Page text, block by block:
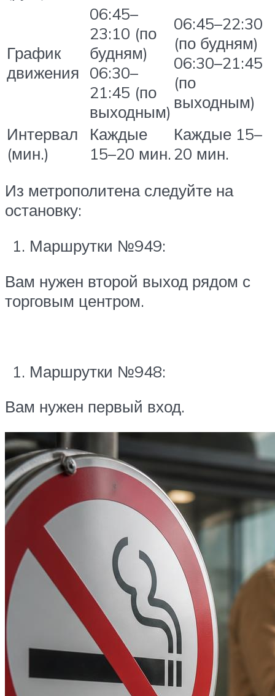
График
движения
06:45–
23:10 (по
будням)
06:30–
21:45 (по
выходным)
06:45–22:30
(по будням)
06:30–21:45
(по
выходным)
Интервал
(мин.)
Каждые
15–20 мин.
Каждые 15–
20 мин.
Из метрополитена следуйте на
остановку:
Маршрутки №949:
Вам нужен второй выход рядом с
торговым центром.
Маршрутки №948:
Вам нужен первый вход.